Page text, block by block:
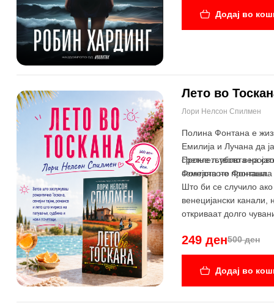
Додај во
Лето во
Лори Нелсон Спилмен
Полина Фонтана е
Емилија и Лучана да
сретне љубовта на
семејството Фонтана.
Проклетството
Фонтана не пронашла
Што би се случило ако
венецијански
откриваат долго
500 ден
249 ден
Додај во